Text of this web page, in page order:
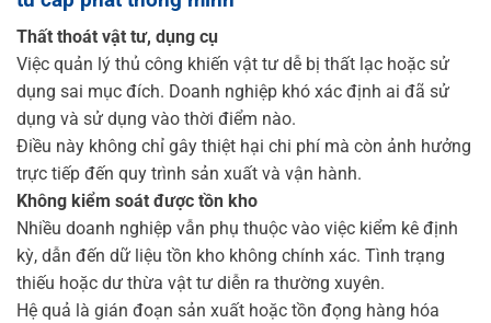
Thất thoát vật tư, dụng cụ
Việc quản lý thủ công khiến vật tư dễ bị thất lạc hoặc sử
dụng sai mục đích. Doanh nghiệp khó xác định ai đã sử
dụng và sử dụng vào thời điểm nào.
Điều này không chỉ gây thiệt hại chi phí mà còn ảnh hưởng
trực tiếp đến quy trình sản xuất và vận hành.
Không kiểm soát được tồn kho
Nhiều doanh nghiệp vẫn phụ thuộc vào việc kiểm kê định
kỳ, dẫn đến dữ liệu tồn kho không chính xác. Tình trạng
thiếu hoặc dư thừa vật tư diễn ra thường xuyên.
Hệ quả là gián đoạn sản xuất hoặc tồn đọng hàng hóa